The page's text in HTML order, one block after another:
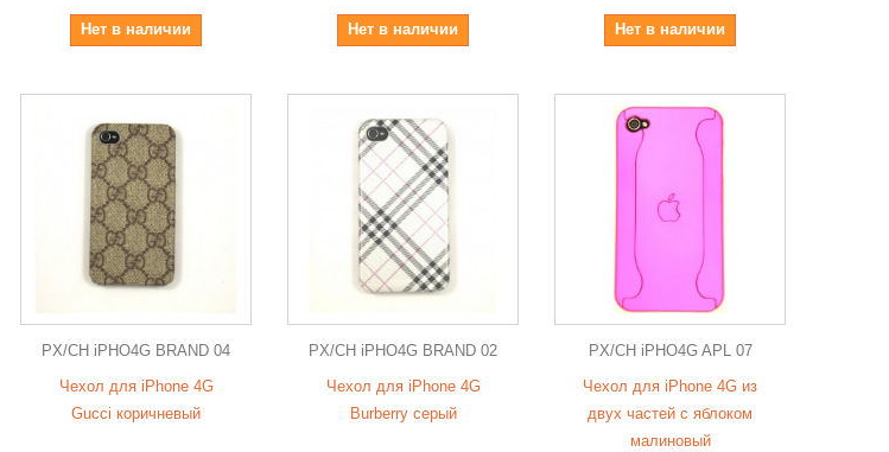
Нет в наличии Нет в наличии Нет в наличии
PX/CH iPHO4G BRAND 04
Чехол для iPhone 4G
Gucci коричневый
PX/CH iPHO4G BRAND 02
Чехол для iPhone 4G
Burberry серый
PX/CH iPHO4G APL 07
Чехол для iPhone 4G из
двух частей с яблоком
малиновый